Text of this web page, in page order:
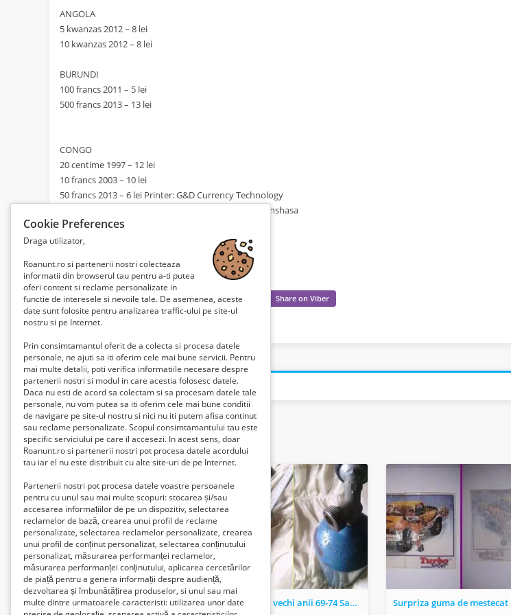
ANGOLA
5 kwanzas 2012 – 8 lei
10 kwanzas 2012 – 8 lei
BURUNDI
100 francs 2011 – 5 lei
500 francs 2013 – 13 lei
CONGO
20 centime 1997 – 12 lei
10 francs 2003 – 10 lei
50 francs 2013 – 6 lei Printer: G&D Currency Technology
50 francs 2013 – 6 lei Printer: Hôtel des Monnaies, Kinshasa
1000 francs 2022 – 14 lei
Related listings
Tablouri in miniatura cu peisaje Tub oxigen vechi anii 69-74 Sauerstoff Germany raritate vintage
Cookie Preferences
Draga utilizator,
Roanunt.ro si partenerii nostri colecteaza
informatii din browserul tau pentru a-ti putea
oferi content si reclame personalizate in
functie de interesele si nevoile tale. De asemenea, aceste
date sunt folosite pentru analizarea traffic-ului pe site-ul
nostru si pe Internet.
Prin consimtamantul oferit de a colecta si procesa datele
personale, ne ajuti sa iti oferim cele mai bune servicii. Pentru
mai multe detalii, poti verifica informatiile necesare despre
partenerii nostri si modul in care acestia folosesc datele.
Daca nu esti de acord sa colectam si sa procesam datele tale
personale, nu vom putea sa iti oferim cele mai bune conditii
de navigare pe site-ul nostru si nici nu iti putem afisa continut
sau reclame personalizate. Scopul consimtamantului tau este
specific serviciului pe care il accesezi. In acest sens, doar
Roanunt.ro si partenerii nostri pot procesa datele acordului
tau iar el nu este distribuit cu alte site-uri de pe Internet.
Partenerii nostri pot procesa datele voastre persoanele
pentru cu unul sau mai multe scopuri: stocarea și/sau
accesarea informațiilor de pe un dispozitiv, selectarea
reclamelor de bază, crearea unui profil de reclame
personalizate, selectarea reclamelor personalizate, crearea
unui profil de conținut personalizat, selectarea conținutului
personalizat, măsurarea performanței reclamelor,
măsurarea performanței conținutului, aplicarea cercetărilor
de piață pentru a genera informații despre audiență,
dezvoltarea și îmbunătățirea produselor, si unul sau mai
multe dintre urmatoarele caracteristi: utilizarea unor date